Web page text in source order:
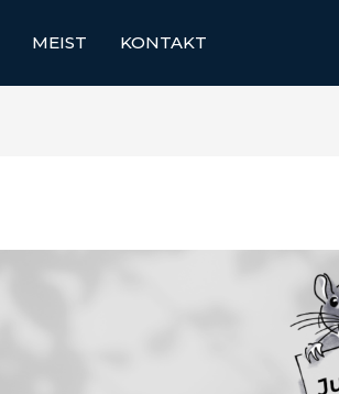
MEIST KONTAKT